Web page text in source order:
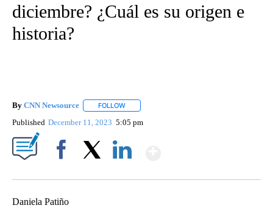
diciembre? ¿Cuál es su origen e
historia?
By CNN Newsource FOLLOW
Published December 11, 2023 5:05 pm
Daniela Patiño